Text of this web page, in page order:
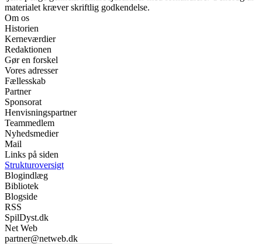
materialet kræver skriftlig godkendelse.
Om os
Historien
Kerneværdier
Redaktionen
Gør en forskel
Vores adresser
Fællesskab
Partner
Sponsorat
Henvisningspartner
Teammedlem
Nyhedsmedier
Mail
Links på siden
Strukturoversigt
Blogindlæg
Bibliotek
Blogside
RSS
SpilDyst.dk
Net Web
partner@netweb.dk